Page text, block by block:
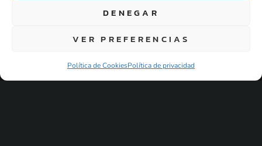
DENEGAR
VER PREFERENCIAS
Política de CookiesPolítica de privacidad
despedidas de
Salamanca .
Alojamiento ,